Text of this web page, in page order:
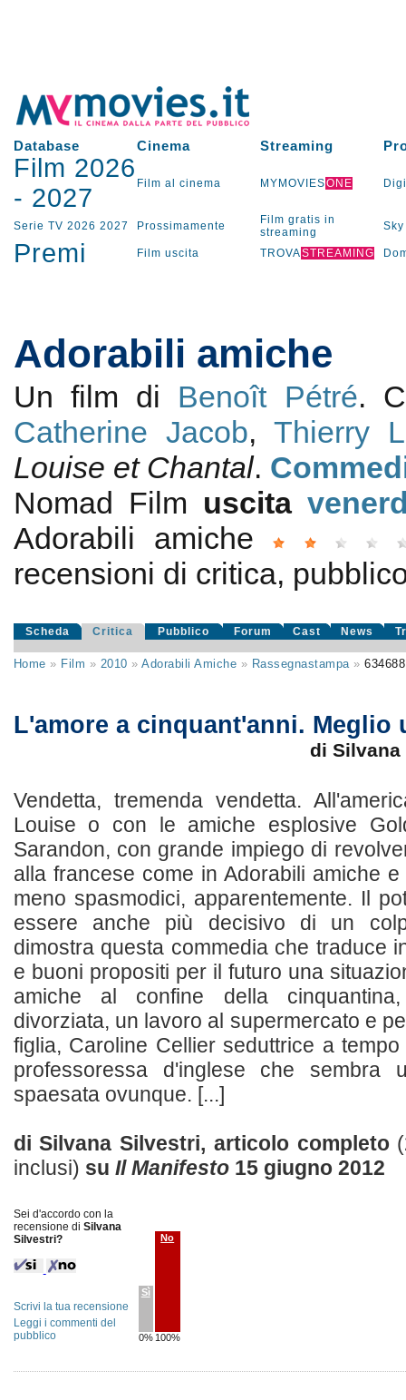
Database Cinema Streaming
Film 2026
- 2027 Film al cinema MYMOVIESONE
Serie TV 2026 2027 Prossimamente
Film gratis in
streaming
Sky
Premi Film uscita TROVASTREAMING
Adorabili amiche
Un film di Benoît Pétré.
Catherine Jacob,Thierry
Louise et Chantal.
Nomad Film uscita
Adorabili amiche
recensioni di critica,
Scheda Critica Pubblico Forum Cast News
Home » Film » 2010 »Adorabili Amiche » Rassegnastampa»634688
L'amore a cinquant'anni. Meglio
di
Vendetta, tremenda vendetta.
Louise o con le amiche esplosive
Sarandon, con grande impiego di
alla francese come in Adorabili amiche
meno spasmodici, apparentemente. Il
essere anche più decisivo di un
dimostra questa commedia che traduce
e buoni propositi per il futuro una
amiche al confine della
divorziata, un lavoro al supermercato e
figlia, Caroline Cellier seduttrice a
professoressa d'inglese che sembra
spaesata ovunque. [...]
di Silvana Silvestri, articolo completo
inclusi) su Il Manifesto15 giugno 2012
Sei d'accordo con la
recensione di Silvana
Silvestri?
Sì
0%
No
100%
Scrivi la tua recensione
Leggi i commenti del
pubblico